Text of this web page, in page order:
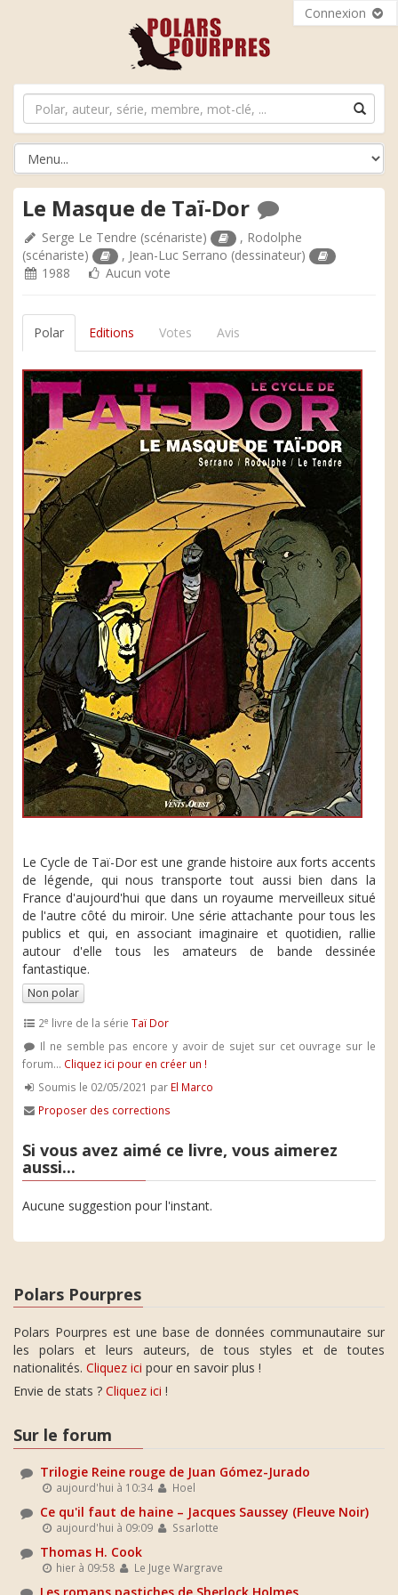
Connexion
Le Masque de Taï-Dor
Serge Le Tendre (scénariste) , Rodolphe
(scénariste)
, Jean-Luc Serrano (dessinateur)
1988
Aucun vote
Polar Editions Votes Avis
Le Cycle de Taï-Dor est une grande histoire aux forts accents
de légende, qui nous transporte tout aussi bien dans la
France d'aujourd'hui que dans un royaume merveilleux situé
de l'autre côté du miroir. Une série attachante pour tous les
publics et qui, en associant imaginaire et quotidien, rallie
autour d'elle tous les amateurs de bande dessinée
fantastique.
Non polar
2e livre de la sérieTaï Dor
Il ne semble pas encore y avoir de sujet sur cet ouvrage sur le
forum... Cliquez ici pour en créer un !
Soumis le 02/05/2021 par El Marco
Proposer des corrections
Si vous avez aimé ce livre, vous aimerez
aussi...
Aucune suggestion pour l'instant.
Polars Pourpres
Polars Pourpres est une base de données communautaire sur
les polars et leurs auteurs, de tous styles et de toutes
nationalités. Cliquez ici pour en savoir plus !
Envie de stats ? Cliquez ici !
Sur le forum
Trilogie Reine rouge de Juan Gómez-Jurado
aujourd'hui à 10:34 Hoel
Ce qu'il faut de haine – Jacques Saussey (Fleuve Noir)
aujourd'hui à 09:09 Ssarlotte
Thomas H. Cook
hier à 09:58 Le Juge Wargrave
Les romans pastiches de Sherlock Holmes